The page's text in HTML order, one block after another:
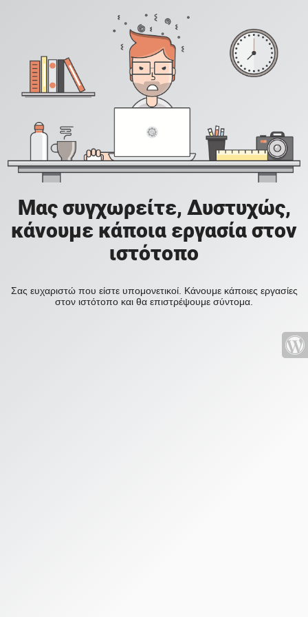
Μας συγχωρείτε, Δυστυχώς,
κάνουμε κάποια εργασία στον
ιστότοπο
Σας ευχαριστώ που είστε υπομονετικοί. Κάνουμε κάποιες εργασίες
στον ιστότοπο και θα επιστρέψουμε σύντομα.